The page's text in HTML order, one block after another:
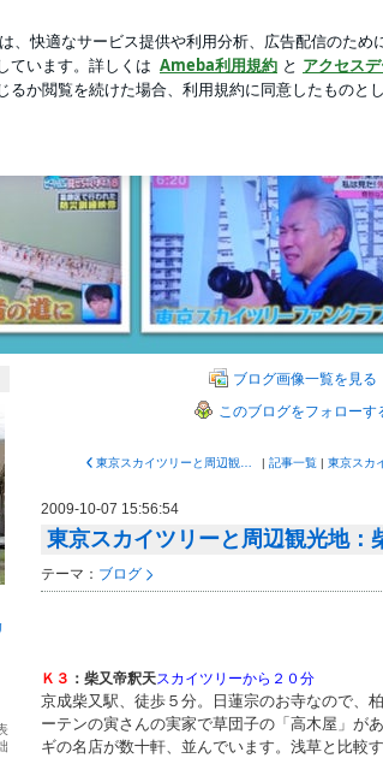
リーファンクラブブログ
ても満足なパフェ
ツリーファンク
のブログです。弊社は東京タワーが開業した昭和33年
ブログ画像一覧を見る
このブログをフォローす
| 記事一覧 |
2009-10-07 15:56:54
東京スカイツリーと周辺観光地：
テーマ： ブログ
Ｋ３ ：柴又帝釈天スカイツリーから２０分
京成柴又駅、徒歩５分。日蓮宗のお寺なので、
ーテンの寅さんの実家で草団子の「高木屋」が
ギの名店が数十軒、並んでいます。浅草と比較